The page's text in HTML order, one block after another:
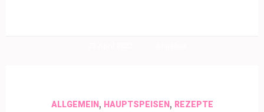
ALLGEMEIN, HAUPTSPEISEN, REZEPTE